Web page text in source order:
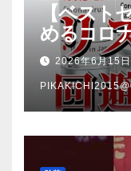
【ベスト
めるコロ
法【本要
2026年6月15